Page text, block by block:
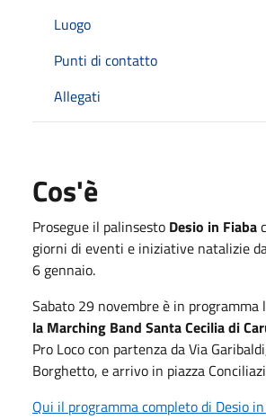
Luogo
Punti di contatto
Allegati
Cos'è
Prosegue il palinsesto Desio in Fiaba
giorni di eventi e iniziative natalizie
6 gennaio.
Sabato 29 novembre è in programma
la Marching Band Santa Cecilia di
Pro Loco con partenza da Via
Borghetto, e arrivo in piazza
Qui il programma completo di Desio